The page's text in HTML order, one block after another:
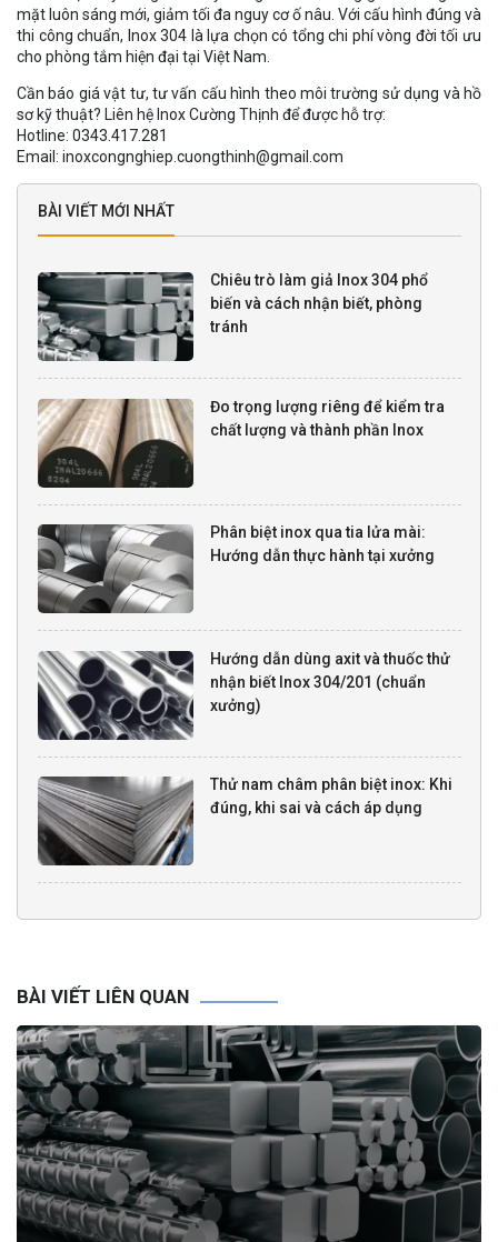
mặt luôn sáng mới, giảm tối đa nguy cơ ố nâu. Với cấu hình đúng và
thi công chuẩn, Inox 304 là lựa chọn có tổng chi phí vòng đời tối ưu
cho phòng tắm hiện đại tại Việt Nam.
Cần báo giá vật tư, tư vấn cấu hình theo môi trường sử dụng và hồ
sơ kỹ thuật? Liên hệ Inox Cường Thịnh để được hỗ trợ:
Hotline: 0343.417.281
Email: inoxcongnghiep.cuongthinh@gmail.com
BÀI VIẾT MỚI NHẤT
Chiêu trò làm giả Inox 304 phổ
biến và cách nhận biết, phòng
tránh
Đo trọng lượng riêng để kiểm tra
chất lượng và thành phần Inox
Phân biệt inox qua tia lửa mài:
Hướng dẫn thực hành tại xưởng
Hướng dẫn dùng axit và thuốc thử
nhận biết Inox 304/201 (chuẩn
xưởng)
Thử nam châm phân biệt inox: Khi
đúng, khi sai và cách áp dụng
BÀI VIẾT LIÊN QUAN